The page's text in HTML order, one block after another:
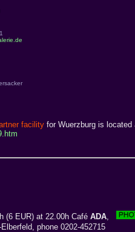
facility for Wuerzburg is located
(6 EUR) at 22.00h Café ADA
phone 0202-452715